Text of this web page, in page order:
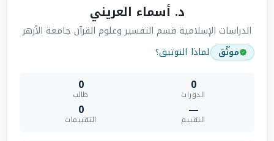
د. أسماء العريني
الدراسات الإسلامية قسم التفسير وعلوم القرآن جامعة الأزهر
موثّق لماذا التوثيق؟
0
الدورات
0
طالب
—
التقييم
0
التقييمات